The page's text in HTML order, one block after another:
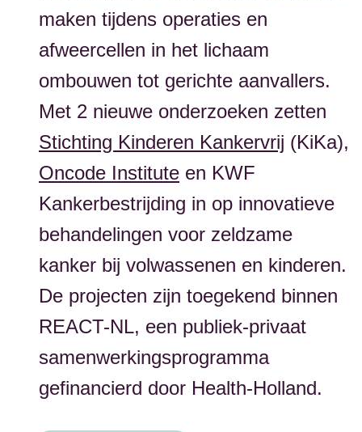
maken tijdens operaties en
afweercellen in het lichaam
ombouwen tot gerichte aanvallers.
Met 2 nieuwe onderzoeken zetten
Stichting Kinderen Kankervrij (KiKa),
Oncode Institute en KWF
Kankerbestrijding in op innovatieve
behandelingen voor zeldzame
kanker bij volwassenen en kinderen.
De projecten zijn toegekend binnen
REACT-NL, een publiek-privaat
samenwerkingsprogramma
gefinancierd door Health-Holland.